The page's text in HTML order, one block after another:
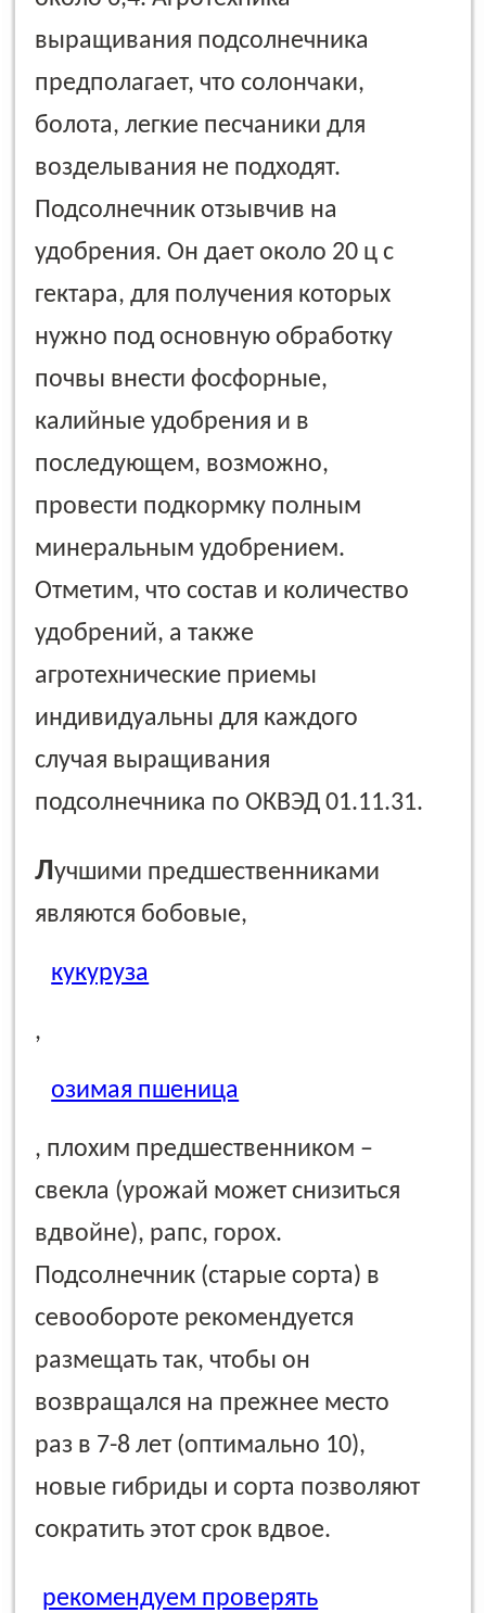
выращивания подсолнечника
предполагает, что солончаки,
болота, легкие песчаники для
возделывания не подходят.
Подсолнечник отзывчив на
удобрения. Он дает около 20 ц с
гектара, для получения которых
нужно под основную обработку
почвы внести фосфорные,
калийные удобрения и в
последующем, возможно,
провести подкормку полным
минеральным удобрением.
Отметим, что состав и количество
удобрений, а также
агротехнические приемы
индивидуальны для каждого
случая выращивания
подсолнечника по ОКВЭД 01.11.31.
Лучшими предшественниками
являются бобовые,
кукуруза
,
озимая пшеница
, плохим предшественником –
свекла (урожай может снизиться
вдвойне), рапс, горох.
Подсолнечник (старые сорта) в
севообороте рекомендуется
размещать так, чтобы он
возвращался на прежнее место
раз в 7-8 лет (оптимально 10),
новые гибриды и сорта позволяют
сократить этот срок вдвое.
рекомендуем проверять